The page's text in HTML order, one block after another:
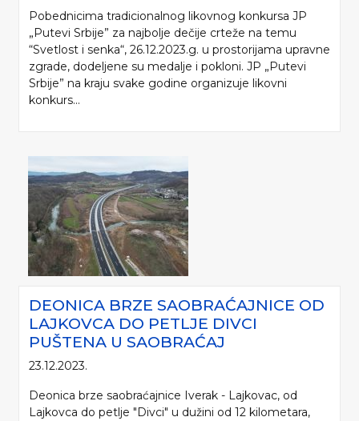
Pobednicima tradicionalnog likovnog konkursa JP
„Putevi Srbije” za najbolje dečije crteže na temu
“Svetlost i senka“, 26.12.2023.g. u prostorijama upravne
zgrade, dodeljene su medalje i pokloni. JP „Putevi
Srbije” na kraju svake godine organizuje likovni
konkurs...
DEONICA BRZE SAOBRAĆAJNICE OD
LAJKOVCA DO PETLJE DIVCI
PUŠTENA U SAOBRAĆAJ
23.12.2023.
Deonica brze saobraćajnice Iverak - Lajkovac, od
Lajkovca do petlje "Divci" u dužini od 12 kilometara,